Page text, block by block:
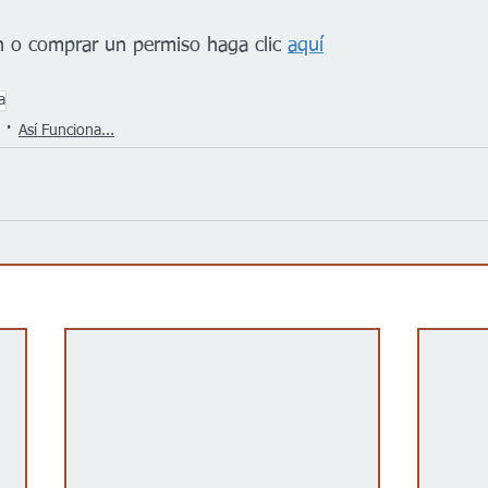
o comprar un permiso haga clic aquí
Así Funciona...